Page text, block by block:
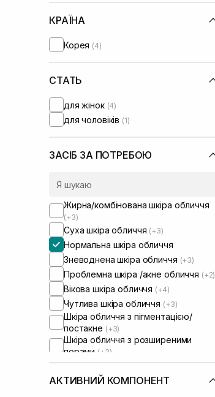
КРАЇНА
Корея (4)
СТАТЬ
для жінок (4)
для чоловіків (1)
ЗАСІБ ЗА ПОТРЕБОЮ
Жирна/комбінована шкіра обличчя
(+3)
Суха шкіра обличчя (+3)
Нормальна шкіра обличчя
Зневоднена шкіра обличчя (+3)
Проблемна шкіра /акне обличчя (+2)
Вікова шкіра обличчя (+4)
Чутлива шкіра обличчя (+3)
Шкіра обличчя з пігментацією/
постакне (+3)
Шкіра обличчя з розширеними
порами (+3)
Шкіра обличчя з порушеним
барʼєром (+1)
АКТИВНИЙ КОМПОНЕНТ